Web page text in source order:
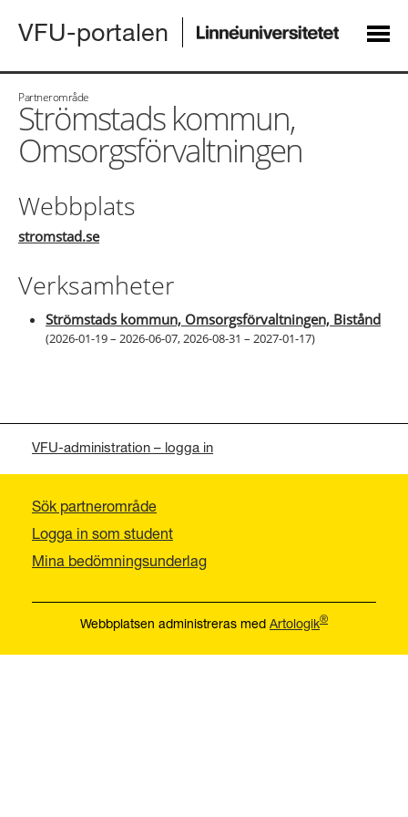
VFU-portalen
Partnerområde
Strömstads kommun,
Omsorgsförvaltningen
Webbplats
stromstad.se
Verksamheter
Strömstads kommun, Omsorgsförvaltningen, Bistånd
(2026-01-19 – 2026-06-07,2026-08-31 – 2027-01-17)
VFU-administration – logga in
Sök partnerområde
Logga in som student
Mina bedömningsunderlag
Webbplatsen administreras med Artologik®